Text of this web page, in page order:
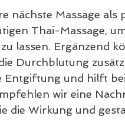
nächste Massage
Thai-Massage,
lassen. Ergänzend
Durchblutung
Entgiftung und hilft
wir eine
die Wirkung und